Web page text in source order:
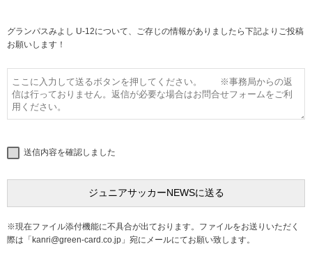
グランパスみよし U-12について、ご存じの情報がありましたら下記よりご投稿
お願いします！
送信内容を確認しました
※現在ファイル添付機能に不具合が出ております。ファイルをお送りいただく
際は「 kanri@green-card.co.jp 」宛にメールにてお願い致します。